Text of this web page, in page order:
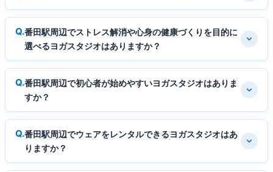
番田駅周辺でストレス解消や心身の健康づくりを目的に
選べるヨガスタジオはありますか？
番田駅周辺で初心者が始めやすいヨガスタジオはありま
すか？
番田駅周辺でウェアをレンタルできるヨガスタジオはあ
りますか？